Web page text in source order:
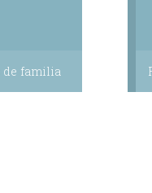
de familia